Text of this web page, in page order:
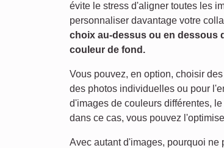
évite le stress d'aligner toutes les
personnaliser davantage votre
choix au-dessus ou en dessous
couleur de fond.
Vous pouvez, en option, choisir des
des photos individuelles ou pour
d'images de couleurs différentes,
dans ce cas, vous pouvez
Avec autant d'images, pourquoi ne